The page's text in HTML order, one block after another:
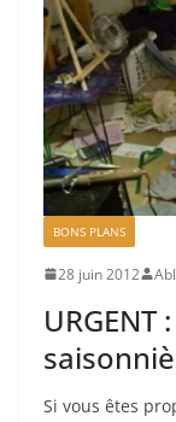
BONS PLANS
28 juin 2012
Si vous êtes